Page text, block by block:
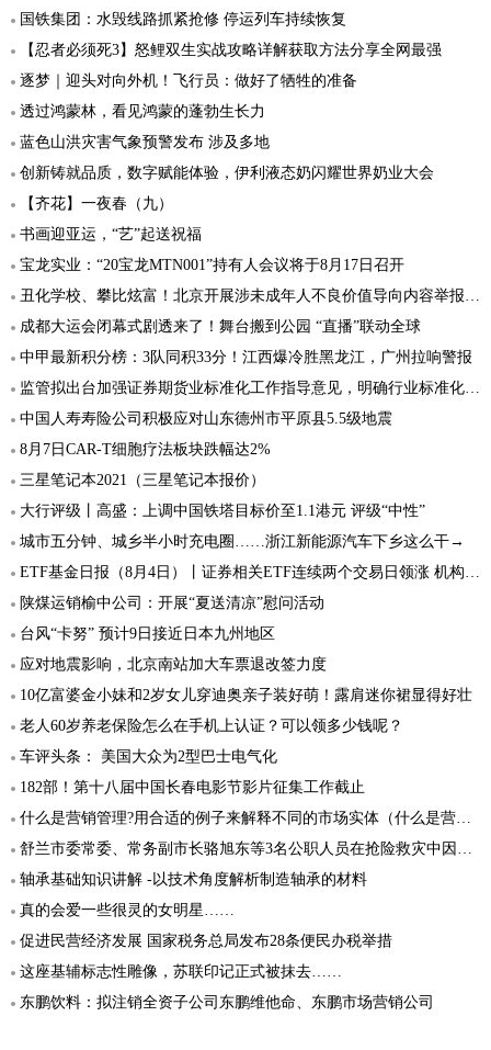
国铁集团：水毁线路抓紧抢修 停运列车持续恢复
【忍者必须死3】怒鲤双生实战攻略详解获取方法分享全网最强
逐梦｜迎头对向外机！飞行员：做好了牺牲的准备
透过鸿蒙林，看见鸿蒙的蓬勃生长力
蓝色山洪灾害气象预警发布 涉及多地
创新铸就品质，数字赋能体验，伊利液态奶闪耀世界奶业大会
【齐花】一夜春（九）
书画迎亚运，“艺”起送祝福
宝龙实业：“20宝龙MTN001”持有人会议将于8月17日召开
丑化学校、攀比炫富！北京开展涉未成年人不良价值导向内容举报行动
成都大运会闭幕式剧透来了！舞台搬到公园 “直播”联动全球
中甲最新积分榜：3队同积33分！江西爆冷胜黑龙江，广州拉响警报
监管拟出台加强证券期货业标准化工作指导意见，明确行业标准化发展方向和重点
中国人寿寿险公司积极应对山东德州市平原县5.5级地震
8月7日CAR-T细胞疗法板块跌幅达2%
三星笔记本2021（三星笔记本报价）
大行评级丨高盛：上调中国铁塔目标价至1.1港元 评级“中性”
城市五分钟、城乡半小时充电圈……浙江新能源汽车下乡这么干→
ETF基金日报（8月4日）丨证券相关ETF连续两个交易日领涨 机构建议关注具有业绩弹性的券商标的
陕煤运销榆中公司：开展“夏送清凉”慰问活动
台风“卡努” 预计9日接近日本九州地区
应对地震影响，北京南站加大车票退改签力度
10亿富婆金小妹和2岁女儿穿迪奥亲子装好萌！露肩迷你裙显得好壮
老人60岁养老保险怎么在手机上认证？可以领多少钱呢？
车评头条： 美国大众为2型巴士电气化
182部！第十八届中国长春电影节影片征集工作截止
什么是营销管理?用合适的例子来解释不同的市场实体（什么是营销管理）
舒兰市委常委、常务副市长骆旭东等3名公职人员在抢险救灾中因公牺牲
轴承基础知识讲解 -以技术角度解析制造轴承的材料
真的会爱一些很灵的女明星……
促进民营经济发展 国家税务总局发布28条便民办税举措
这座基辅标志性雕像，苏联印记正式被抹去……
东鹏饮料：拟注销全资子公司东鹏维他命、东鹏市场营销公司